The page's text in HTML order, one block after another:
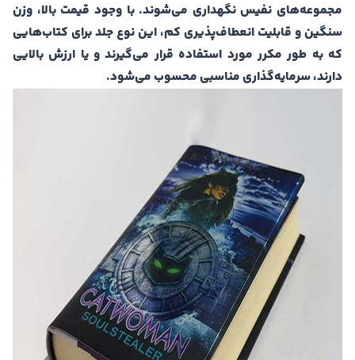
مجموعه‌های نفیس نگهداری می‌شوند. با وجود قیمت بالا، وزن
سنگین و قابلیت انعطاف‌پذیری کم، این نوع جلد برای کتاب‌هایی
که به طور مکرر مورد استفاده قرار می‌گیرند و یا ارزش بالایی
دارند، سرمایه‌گذاری مناسبی محسوب می‌شود.